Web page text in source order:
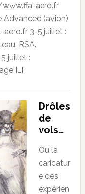
www.ffa-aero.fr
Advanced (avion)
3-5 juillet :
RSA.
juillet :
[…]
Drôles
de
vols…
Ou la
caricatur
e des
expérien